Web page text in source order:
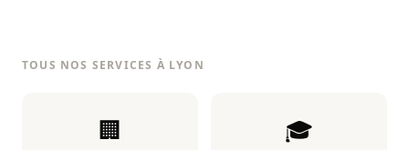
TOUS NOS SERVICES À LYON
🏢 🎓